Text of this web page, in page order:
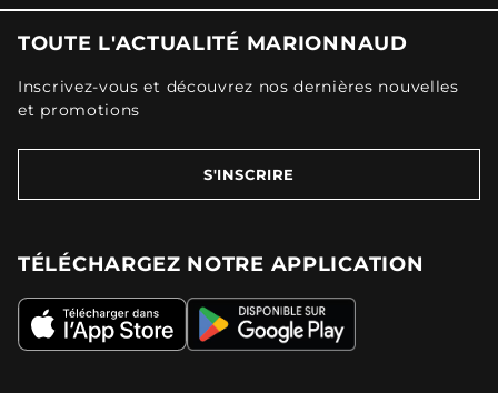
TOUTE L'ACTUALITÉ MARIONNAUD
Inscrivez-vous et découvrez nos dernières nouvelles
et promotions
S'INSCRIRE
TÉLÉCHARGEZ NOTRE APPLICATION